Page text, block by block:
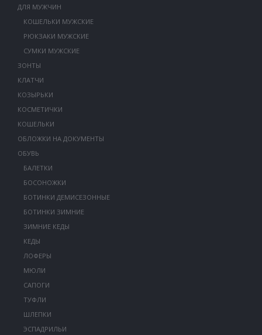
ДЛЯ МУЖЧИН
КОШЕЛЬКИ МУЖСКИЕ
РЮКЗАКИ МУЖСКИЕ
СУМКИ МУЖСКИЕ
ЗОНТЫ
КЛАТЧИ
КОЗЫРЬКИ
КОСМЕТИЧКИ
КОШЕЛЬКИ
ОБЛОЖКИ НА ДОКУМЕНТЫ
ОБУВЬ
БАЛЕТКИ
БОСОНОЖКИ
БОТИНКИ ДЕМИСЕЗОННЫЕ
БОТИНКИ ЗИМНИЕ
ЗИМНИЕ КЕДЫ
КЕДЫ
ЛОФЕРЫ
МЮЛИ
САПОГИ
ТУФЛИ
ШЛЕПКИ
ЭСПАДРИЛЬИ